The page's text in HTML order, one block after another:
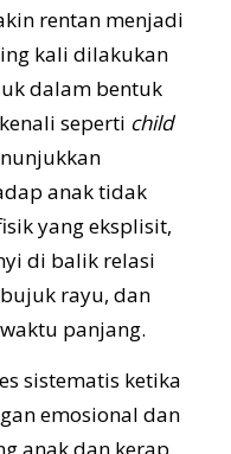
rentan menjadi
kali dilakukan
dalam bentuk
seperti child
anak tidak
yang eksplisit,
di balik relasi
rayu, dan
panjang.
sistematis ketika
emosional dan